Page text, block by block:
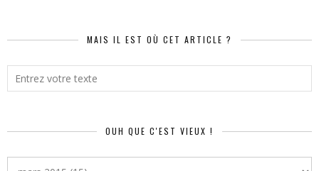
MAIS IL EST OÙ CET ARTICLE ?
OUH QUE C'EST VIEUX !